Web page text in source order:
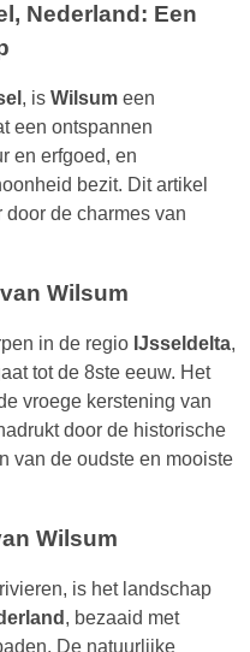
Nederland: Een
, is Wilsum een
een ontspannen
en erfgoed, en
bezit. Dit artikel
door de charmes van
Wilsum
in de regio IJsseldelta,
tot de 8ste eeuw. Het
vroege kerstening van
door de historische
van de oudste en mooiste
Wilsum
is het landschap
, bezaaid met
De natuurlijke